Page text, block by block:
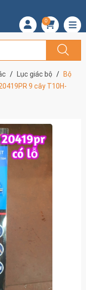
0
Lục giác bộ
Bộ
9 cây T10H-